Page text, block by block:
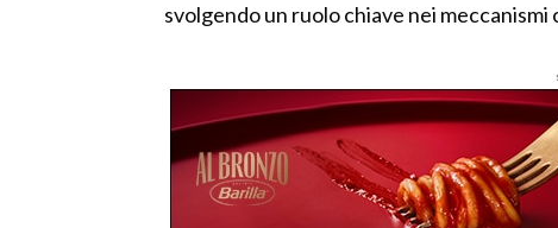
svolgendo un ruolo chiave nei meccanismi